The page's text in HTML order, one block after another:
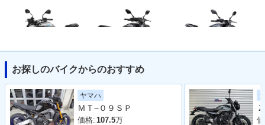
S・マイナーチェン
ジ
S・カラーチェンジ
お探しのバイクからのおすすめ
ヤマハ
ＭＴ−０９ＳＰ
価格: 107.5万